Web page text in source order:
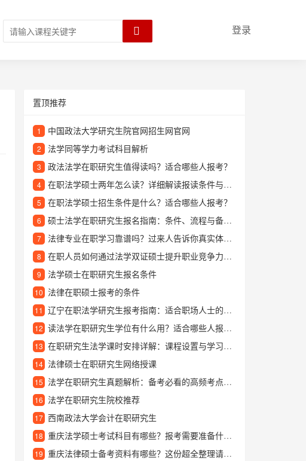
登录
置顶推荐
1 中国政法大学研究生院官网招生网官网
2 法学同等学力考试科目解析
3 政法法学在职研究生值得读吗？适合哪些人报考？
4 在职法学硕士两年怎么读？详细解读报读条件与学习安排
5 在职法学硕士招生条件是什么？适合哪些人报考？
6 硕士法学在职研究生报名指南：条件、流程与备考建议
7 法律专业在职学习靠谱吗？过来人告诉你真实体验和就业前景
8 在职人员如何通过法学双证硕士提升职业竞争力？这份指南说透了
9 法学硕士在职研究生报名条件
10 法律在职硕士报考的条件
11 辽宁在职法学研究生报考指南：适合职场人士的深造选择
12 读法学在职研究生学位有什么用？适合哪些人报考？
13 在职研究生法学课时安排详解：课程设置与学习时间规划
14 法律硕士在职研究生网络授课
15 法学在职研究生真题解析：备考必看的高频考点与答题技巧
16 法学在职研究生院校推荐
17 西南政法大学会计在职研究生
18 重庆法学硕士考试科目有哪些？报考需要准备什么？
19 重庆法律硕士备考资料有哪些？这份超全整理请收好